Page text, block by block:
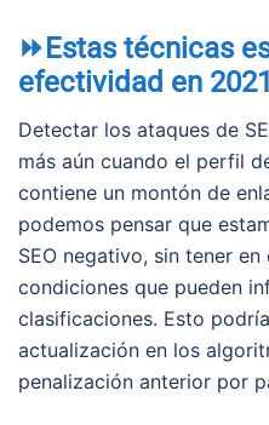
⏩Estas técnicas
efectividad en 2021
Detectar los ataques de
más aún cuando el perfil
contiene un montón de
podemos pensar que
SEO negativo, sin tener
condiciones que pueden
clasificaciones. Esto
actualización en los
penalización anterior por